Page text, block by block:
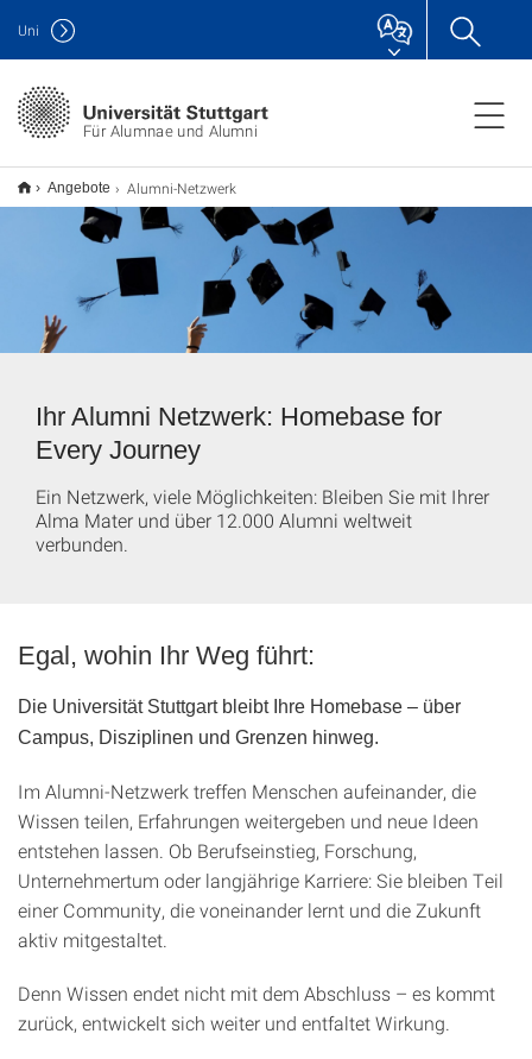
Für Alumnae und Alumni
Uni
Angebote Alumni-Netzwerk
Ihr Alumni Netzwerk: Homebase for
Every Journey
Ein Netzwerk, viele Möglichkeiten: Bleiben Sie mit Ihrer
Alma Mater und über 12.000 Alumni weltweit
verbunden.
Egal, wohin Ihr Weg führt:
Die Universität Stuttgart bleibt Ihre Homebase – über
Campus, Disziplinen und Grenzen hinweg.
Im Alumni-Netzwerk treffen Menschen aufeinander, die
Wissen teilen, Erfahrungen weitergeben und neue Ideen
entstehen lassen. Ob Berufseinstieg, Forschung,
Unternehmertum oder langjährige Karriere: Sie bleiben Teil
einer Community, die voneinander lernt und die Zukunft
aktiv mitgestaltet.
Denn Wissen endet nicht mit dem Abschluss – es kommt
zurück, entwickelt sich weiter und entfaltet Wirkung.